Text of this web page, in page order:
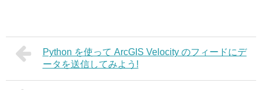
Python を使って ArcGIS Velocity のフィードにデ
ータを送信してみよう!